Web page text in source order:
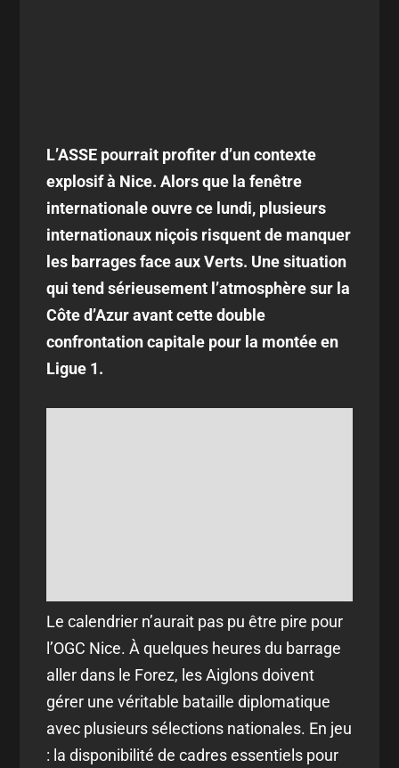
L’ASSE pourrait profiter d’un contexte
explosif à Nice. Alors que la fenêtre
internationale ouvre ce lundi, plusieurs
internationaux niçois risquent de manquer
les barrages face aux Verts. Une situation
qui tend sérieusement l’atmosphère sur la
Côte d’Azur avant cette double
confrontation capitale pour la montée en
Ligue 1.
Le calendrier n’aurait pas pu être pire pour
l’OGC Nice. À quelques heures du barrage
aller dans le Forez, les Aiglons doivent
gérer une véritable bataille diplomatique
avec plusieurs sélections nationales. En jeu
: la disponibilité de cadres essentiels pour